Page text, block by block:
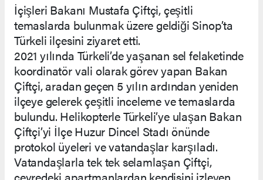
İçişleri Bakanı Mustafa Çiftçi, çeşitli
temaslarda bulunmak üzere geldiği Sinop’ta
Türkeli ilçesini ziyaret etti.
2021 yılında Türkeli’de yaşanan sel felaketinde
koordinatör vali olarak görev yapan Bakan
Çiftçi, aradan geçen 5 yılın ardından yeniden
ilçeye gelerek çeşitli inceleme ve temaslarda
bulundu. Helikopterle Türkeli’ye ulaşan Bakan
Çiftçi’yi İlçe Huzur Dincel Stadı önünde
protokol üyeleri ve vatandaşlar karşıladı.
Vatandaşlarla tek tek selamlaşan Çiftçi,
çevredeki apartmanlardan kendisini izleyen